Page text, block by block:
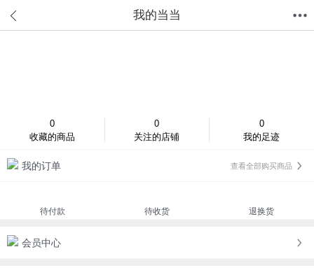
我的当当
0
收藏的商品
0
关注的店铺
0
我的足迹
我的订单 查看全部购买商品
待付款 待收货 退换货
会员中心